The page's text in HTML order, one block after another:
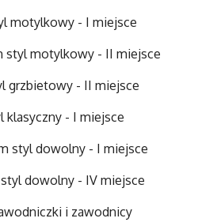
motylkowy - I miejsce
styl motylkowy - II miejsce
grzbietowy - II miejsce
klasyczny - I miejsce
styl dowolny - I miejsce
dowolny - IV miejsce
i zawodnicy